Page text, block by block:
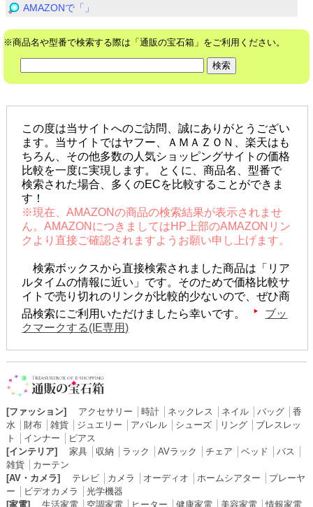
AMAZONで「」
※商品名や型番で検索する際は「通販の宝石箱」をご利用ください。
この度は当サイトへのご訪問、誠にありがとうござい
ます。当サイトではヤフー、ＡＭＡＺＯＮ、楽天はも
ちろん、その他多数の人気ショッピングサイトの価格
比較を一度に実現します。 とくに、商品名、型番で
検索された場合、多くのECを比較することができま
す！
※現在、AMAZONの商品の検索結果が表示されませ
ん。AMAZONにつきましてはHP上部のAMAZONリン
クより直接ご確認されますようお願い申し上げます。
検索ボックスから直接検索されました商品は「リア
ルタイムの情報に近い」です。そのためで価格比較サ
イトで売り切れのリンクが比較的少ないので、ぜひ商
品検索にご利用いただけましたら幸いです。
ブッ
クマークする(IE専用)
[ファッション] アクセサリー 時計│ ネックレス ネイル│ バッグ│ 香
水
財布│ 雑貨│ ジュエリー アパレル│ シューズ│ リング│ ブレスレッ
ト
インナー
ピアス
[インテリア]
家具│ 収納 ラック AVラック チェア ベッド バス
雑貨│ カーテン
[AV・カメラ]
テレビ│ カメラ オーディオ ホームシアター
プレーヤ
ー
ビデオカメラ
光学機器
[家電]
生活家電│ 空調家電│ ヒーター 健康家電│ 美容家電│情報家電